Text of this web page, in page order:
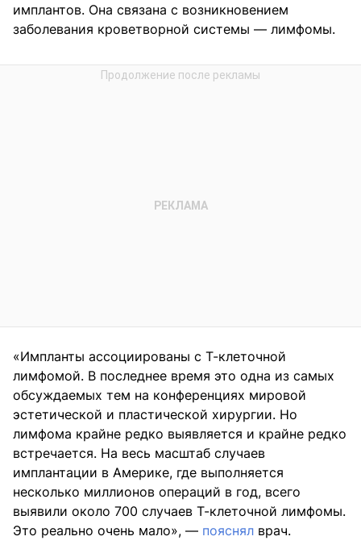
имплантов. Она связана с возникновением
заболевания кроветворной системы — лимфомы.
«Импланты ассоциированы с Т-клеточной
лимфомой. В последнее время это одна из самых
обсуждаемых тем на конференциях мировой
эстетической и пластической хирургии. Но
лимфома крайне редко выявляется и крайне редко
встречается. На весь масштаб случаев
имплантации в Америке, где выполняется
несколько миллионов операций в год, всего
выявили около 700 случаев Т-клеточной лимфомы.
Это реально очень мало», — пояснял врач.